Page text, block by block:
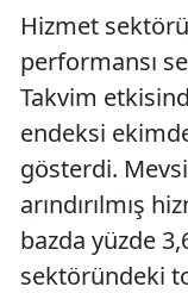
Hizmet
performansı
Takvim
endeksi
gösterdi.
arındırılmış
bazda yüzde
sektöründeki